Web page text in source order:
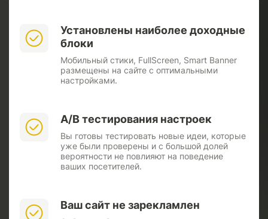
Установлены наиболее доходные
блоки
Мобильный стики, FullScreen, Smart Banner
размещены на сайте с оптимальными
настройками.
A/B тестирования настроек
Вы готовы тестировать новые идеи, которые
уже были проверены и с большой долей
вероятности не повлияют на поведение
ваших посетителей.
Ваш сайт не зарекламлен